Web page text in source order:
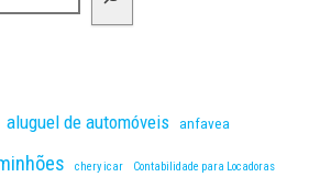
aluguel de automóveis anfavea
chery icar Contabilidade para Locadoras